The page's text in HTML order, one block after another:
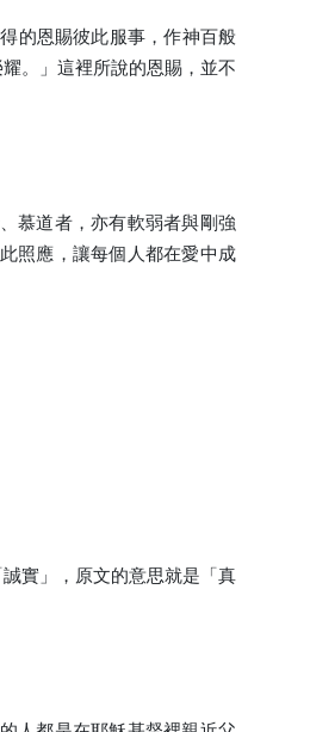
的恩賜彼此服事，作神百般
。」這裡所說的恩賜，並不
慕道者，亦有軟弱者與剛強
照應，讓每個人都在愛中成
實」，原文的意思就是「真